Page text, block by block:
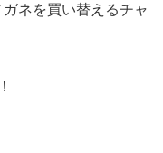
ネを買い替えるチャ